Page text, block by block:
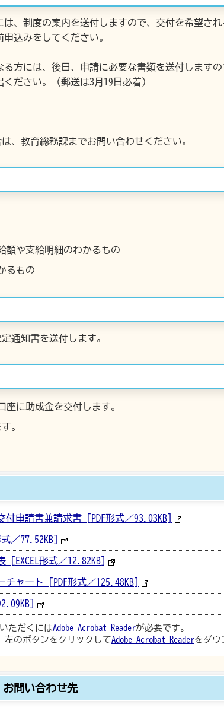
、制度の案内を送付しますので、交付を希望さ
込みをしてください。
方には、後日、申請に必要な書類を送付します
ださい。（郵送は3月19日必着）
、教育総務課までお問い合わせください。
額や支給明細のわかるもの
るもの
通知書を送付します。
に助成金を交付します。
。
付申請書兼請求書 [PDF形式／93.03KB]
／77.52KB]
形式／12.82KB]
ャート [PDF形式／125.48KB]
ただくにはAdobe Acrobat Readerが必要です。
左のボタンをクリックしてAdobe Acrobat Readerをダウ
問い合わせ先